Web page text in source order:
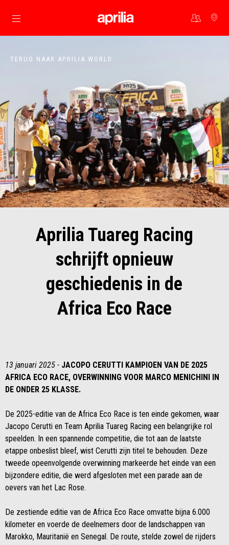
Ga naar de hoofdcontent
TERUG NAAR APRILIA WORLD
Aprilia Tuareg Racing
schrijft opnieuw
geschiedenis in de
Africa Eco Race
13 januari 2025 - JACOPO CERUTTI KAMPIOEN VAN DE 2025
AFRICA ECO RACE, OVERWINNING VOOR MARCO MENICHINI IN
DE ONDER 25 KLASSE.
De 2025-editie van de Africa Eco Race is ten einde gekomen, waar
Jacopo Cerutti en Team Aprilia Tuareg Racing een belangrijke rol
speelden. In een spannende competitie, die tot aan de laatste
etappe onbeslist bleef, wist Cerutti zijn titel te behouden. Deze
tweede opeenvolgende overwinning markeerde het einde van een
bijzondere editie, die werd afgesloten met een parade aan de
oevers van het Lac Rose.
De zestiende editie van de Africa Eco Race omvatte bijna 6.000
kilometer en voerde de deelnemers door de landschappen van
Marokko, Mauritanië en Senegal. De route, stelde zowel de rijders